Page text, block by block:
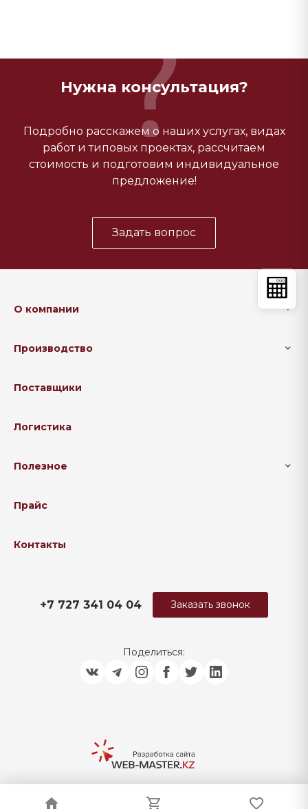
Нужна консультация?
Подробно расскажем о наших услугах, видах
работ и типовых проектах, рассчитаем
стоимость и подготовим индивидуальное
предложение!
Задать вопрос
О компании
Производство
Поставщики
Логистика
Полезное
Прайс
Контакты
+7 727 341 04 04 Заказать звонок
Поделиться: